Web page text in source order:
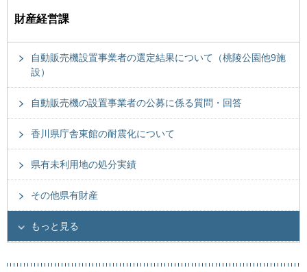
財産経営課
自動販売機設置事業者の選定結果について（桃陵公園他9施
設）
自動販売機の設置事業者の公募に係る質問・回答
香川県庁舎東館の耐震化について
県有未利用地の処分実績
その他県有財産
もっと見る